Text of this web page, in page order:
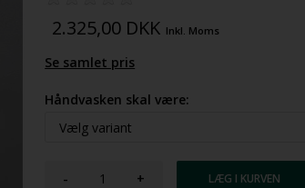
2.325,00 DKK Inkl. Moms
Se samlet pris
Håndvasken skal være:
- +